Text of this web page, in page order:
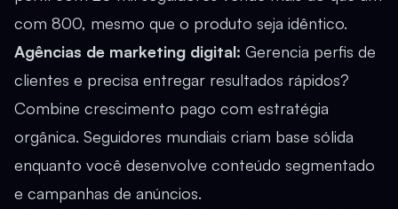
com 800, mesmo que o produto seja idêntico.
Agências de marketing digital: Gerencia perfis de
clientes e precisa entregar resultados rápidos?
Combine crescimento pago com estratégia
orgânica. Seguidores mundiais criam base sólida
enquanto você desenvolve conteúdo segmentado
e campanhas de anúncios.